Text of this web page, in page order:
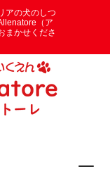
アの犬のしつ
（ア
まかせくださ